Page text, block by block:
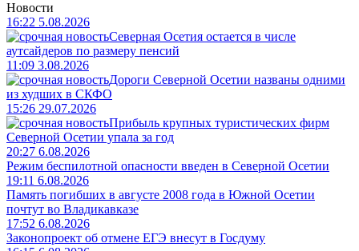
Новости
16:22 5.08.2026
Северная Осетия остается в числе
аутсайдеров по размеру пенсий
11:09 3.08.2026
Дороги Северной Осетии названы одними
из худших в СКФО
15:26 29.07.2026
Прибыль крупных туристических фирм
Северной Осетии упала за год
20:27 6.08.2026
Режим беспилотной опасности введен в Северной Осетии
19:11 6.08.2026
Память погибших в августе 2008 года в Южной Осетии
почтут во Владикавказе
17:52 6.08.2026
Законопроект об отмене ЕГЭ внесут в Госдуму